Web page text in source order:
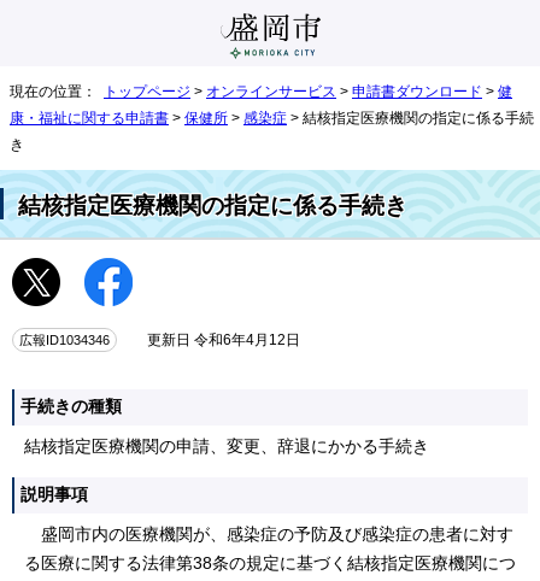
現在の位置： トップページ > オンラインサービス > 申請書ダウンロード > 健
康・福祉に関する申請書 > 保健所 > 感染症 > 結核指定医療機関の指定に係る手続
き
結核指定医療機関の指定に係る手続き
広報ID1034346 更新日 令和6年4月12日
手続きの種類
結核指定医療機関の申請、変更、辞退にかかる手続き
説明事項
盛岡市内の医療機関が、感染症の予防及び感染症の患者に対す
る医療に関する法律第38条の規定に基づく結核指定医療機関につ